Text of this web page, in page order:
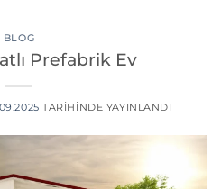
BLOG
Prefabrik Ev
TARIHINDE YAYINLANDI